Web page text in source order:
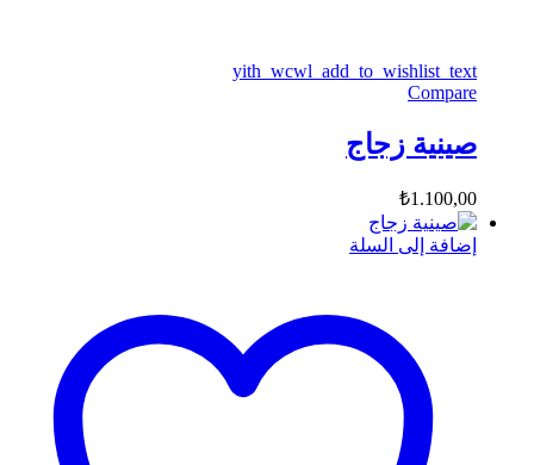
yith_wcwl_add_to_wishlist_text
Compare
صينية زجاج
₺1.100,00
إضافة إلى السلة